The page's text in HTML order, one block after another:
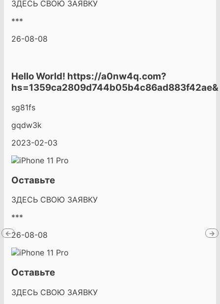
ЗДЕСЬ СВОЮ ЗАЯВКУ
***
26-08-08
Hello World! https://a0nw4q.com?
hs=1359ca2809d744b05b4c86ad883f42ae&
sg81fs
gqdw3k
2023-02-03
Оставьте
ЗДЕСЬ СВОЮ ЗАЯВКУ
***
26-08-08
Оставьте
ЗДЕСЬ СВОЮ ЗАЯВКУ
← →